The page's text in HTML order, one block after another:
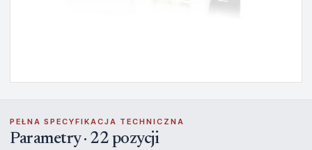
PEŁNA SPECYFIKACJA TECHNICZNA
Parametry · 22 pozycji